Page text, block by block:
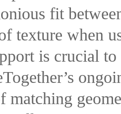
fit
texture when
is crucial
matching